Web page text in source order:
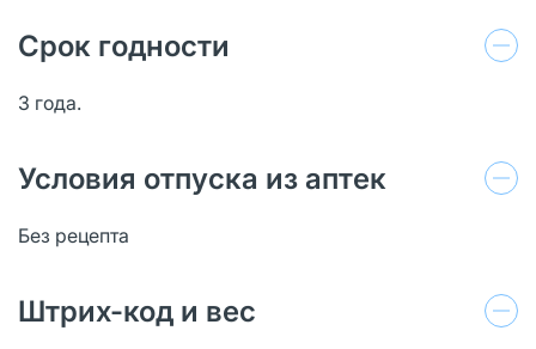
Срок годности
3 года.
Условия отпуска из аптек
Без рецепта
Штрих-код и вес